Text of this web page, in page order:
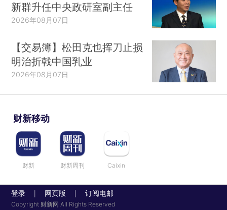
新群升任中央政研室副主任
2026年08月07日
【交易簿】松田克也挥刀止损
明治折戟中国乳业
2026年08月07日
财新移动
财新 财新周刊 Caixin
登录 网页版 订阅电邮
Copyright 财新网 All Rights Reserved